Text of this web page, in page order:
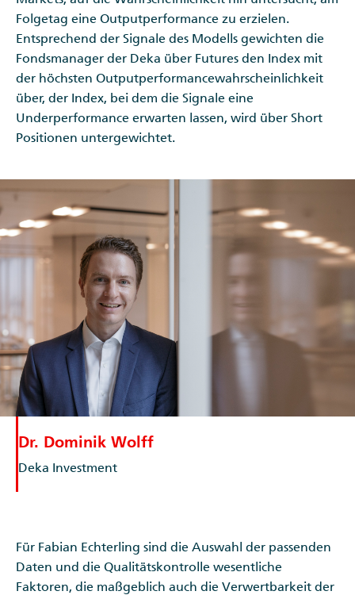
Folgetag eine Outputperformance zu erzielen.
Entsprechend der Signale des Modells gewichten die
Fondsmanager der Deka über Futures den Index mit
der höchsten Outputperformancewahrscheinlichkeit
über, der Index, bei dem die Signale eine
Underperformance erwarten lassen, wird über Short
Positionen untergewichtet.
Dr. Dominik Wolff
Deka Investment
Für Fabian Echterling sind die Auswahl der passenden
Daten und die Qualitätskontrolle wesentliche
Faktoren, die maßgeblich auch die Verwertbarkeit der